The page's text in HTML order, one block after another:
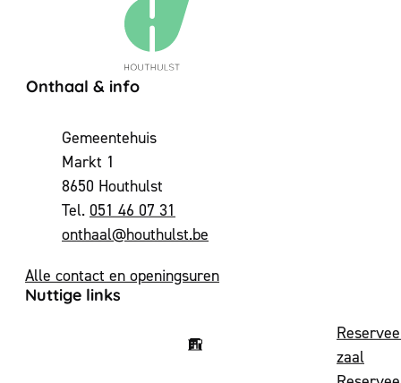
Contact & openingsuren
Onthaal & info
AdresGemeentehuis
Markt 1
,8650 Houthulst
051 46 07 31
E-mailonthaal@houthulst.be
Alle contact en openingsuren
Nuttige links
zaal